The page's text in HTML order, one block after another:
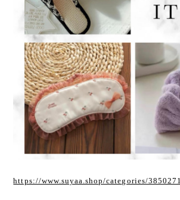
https://www.suyaa.shop/categories/3850271